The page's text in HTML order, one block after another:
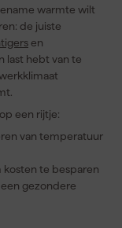
warmte wilt
de juiste
en
last hebt van te
een rijtje:
van temperatuur
kosten te besparen
gezondere